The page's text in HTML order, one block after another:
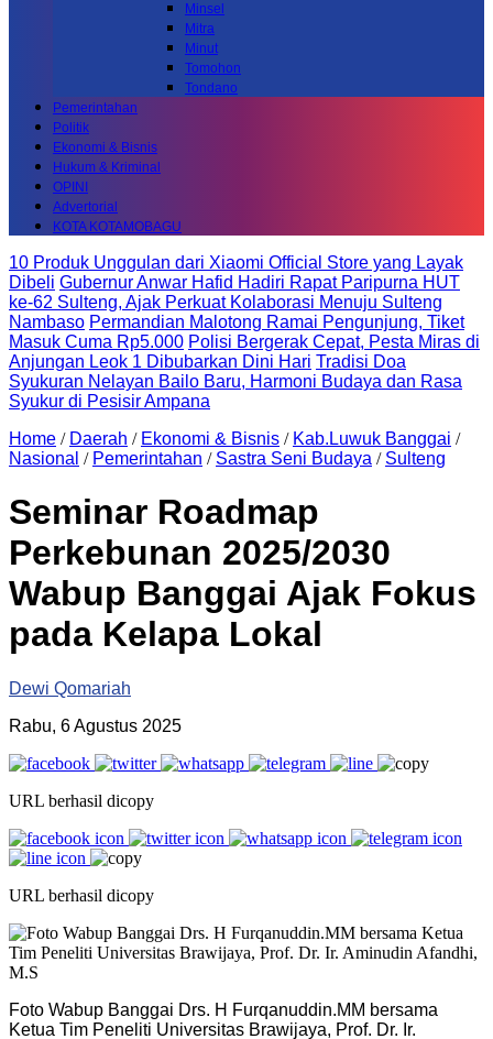
Minsel
Mitra
Minut
Tomohon
Tondano
Pemerintahan
Politik
Ekonomi & Bisnis
Hukum & Kriminal
OPINI
Advertorial
KOTA KOTAMOBAGU
10 Produk Unggulan dari Xiaomi Official Store yang Layak
Dibeli Gubernur Anwar Hafid Hadiri Rapat Paripurna HUT
ke-62 Sulteng, Ajak Perkuat Kolaborasi Menuju Sulteng
Nambaso Permandian Malotong Ramai Pengunjung, Tiket
Masuk Cuma Rp5.000 Polisi Bergerak Cepat, Pesta Miras di
Anjungan Leok 1 Dibubarkan Dini Hari Tradisi Doa
Syukuran Nelayan Bailo Baru, Harmoni Budaya dan Rasa
Syukur di Pesisir Ampana
Home / Daerah / Ekonomi & Bisnis / Kab.Luwuk Banggai /
Nasional / Pemerintahan / Sastra Seni Budaya / Sulteng
Seminar Roadmap
Perkebunan 2025/2030
Wabup Banggai Ajak Fokus
pada Kelapa Lokal
Dewi Qomariah
Rabu, 6 Agustus 2025
URL berhasil dicopy
URL berhasil dicopy
Foto Wabup Banggai Drs. H Furqanuddin.MM bersama
Ketua Tim Peneliti Universitas Brawijaya, Prof. Dr. Ir.